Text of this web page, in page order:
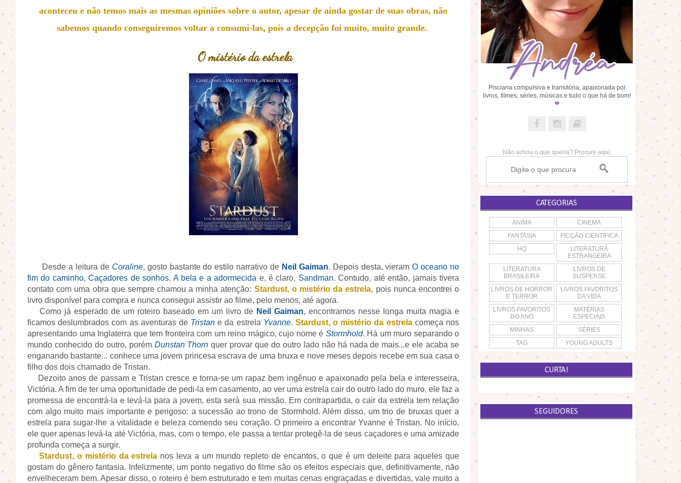
aconteceu e não temos mais as mesmas opiniões sobre o autor, apesar de ainda gostar de suas obras, não
sabemos quando conseguiremos voltar a consumi-las, pois a decepção foi muito, muito grande.
O mistério da estrela
Desde a leitura de Coraline, gosto bastante do estilo narrativo de Neil Gaiman. Depois desta, vieramO oceano no
fim do caminho,Caçadores de sonhos, A bela e a adormecida e, é claro, Sandman. Contudo, até então, jamais tivera
contato com uma obra que sempre chamou a minha atenção: Stardust, o mistério da estrela, pois nunca encontrei o
livro disponível para compra e nunca consegui assistir ao filme, pelo menos, até agora.
Como já esperado de um roteiro baseado em um livro de Neil Gaiman, encontramos nesse longa muita magia e
ficamos deslumbrados com as aventuras de Tristan e da estrela Yvanne. Stardust, o mistério da estrelacomeça nos
apresentando uma Inglaterra que tem fronteira com um reino mágico, cujo nome é Stormhold. Há um muro separando o
mundo conhecido do outro, porém Dunstan Thorn quer provar que do outro lado não há nada de mais...e ele acaba se
enganando bastante... conhece uma jovem princesa escrava de uma bruxa e nove meses depois recebe em sua casa o
filho dos dois chamado de Tristan.
Dezoito anos de passam e Tristan cresce e torna-se um rapaz bem ingênuo e apaixonado pela bela e interesseira,
Victória. A fim de ter uma oportunidade de pedi-la em casamento, ao ver uma estrela cair do outro lado do muro, ele faz a
promessa de encontrá-la e levá-la para a jovem, esta será sua missão. Em contrapartida, o cair da estrela tem relação
com algo muito mais importante e perigoso: a sucessão ao trono de Stormhold. Além disso, um trio de bruxas quer a
estrela para sugar-lhe a vitalidade e beleza comendo seu coração. O primeiro a encontrar Yvanne é Tristan. No início,
ele quer apenas levá-la até Victória, mas, com o tempo, ele passa a tentar protegê-la de seus caçadores e uma amizade
profunda começa a surgir.
Stardust, o mistério da estrela nos leva a um mundo repleto de encantos, o que é um deleite para aqueles que
gostam do gênero fantasia. Infelizmente, um ponto negativo do filme são os efeitos especiais que, definitivamente, não
envelheceram bem. Apesar disso, o roteiro é bem estruturado e tem muitas cenas engraçadas e divertidas, vale muito a
Pisciana compulsiva e transitória, apaixonada por
livros, filmes, séries, músicas e tudo o que há de bom!
❤
Não achou o que queria? Procure aqui.
CATEGORIAS
ANIMA
CINEMA
FANTASIA
FICÇÃO CIENTÍFICA
HQ
LITERATURA
ESTRANGEIRA
LITERATURA
BRASILEIRA
LIVROS DE
SUSPENSE
LIVROS DE HORROR
E TERROR
LIVROS FAVORITOS
DA VIDA
LIVROS FAVORITOS
DO ANO
MATÉRIAS
ESPECIAIS
MINHAS
SÉRIES
TAG
YOUNG ADULTS
CURTA!
SEGUIDORES